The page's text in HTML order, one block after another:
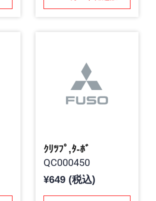
ｸﾘﾂﾌﾟ,ﾀ-ﾎﾞ
QC000450
¥649 (税込)